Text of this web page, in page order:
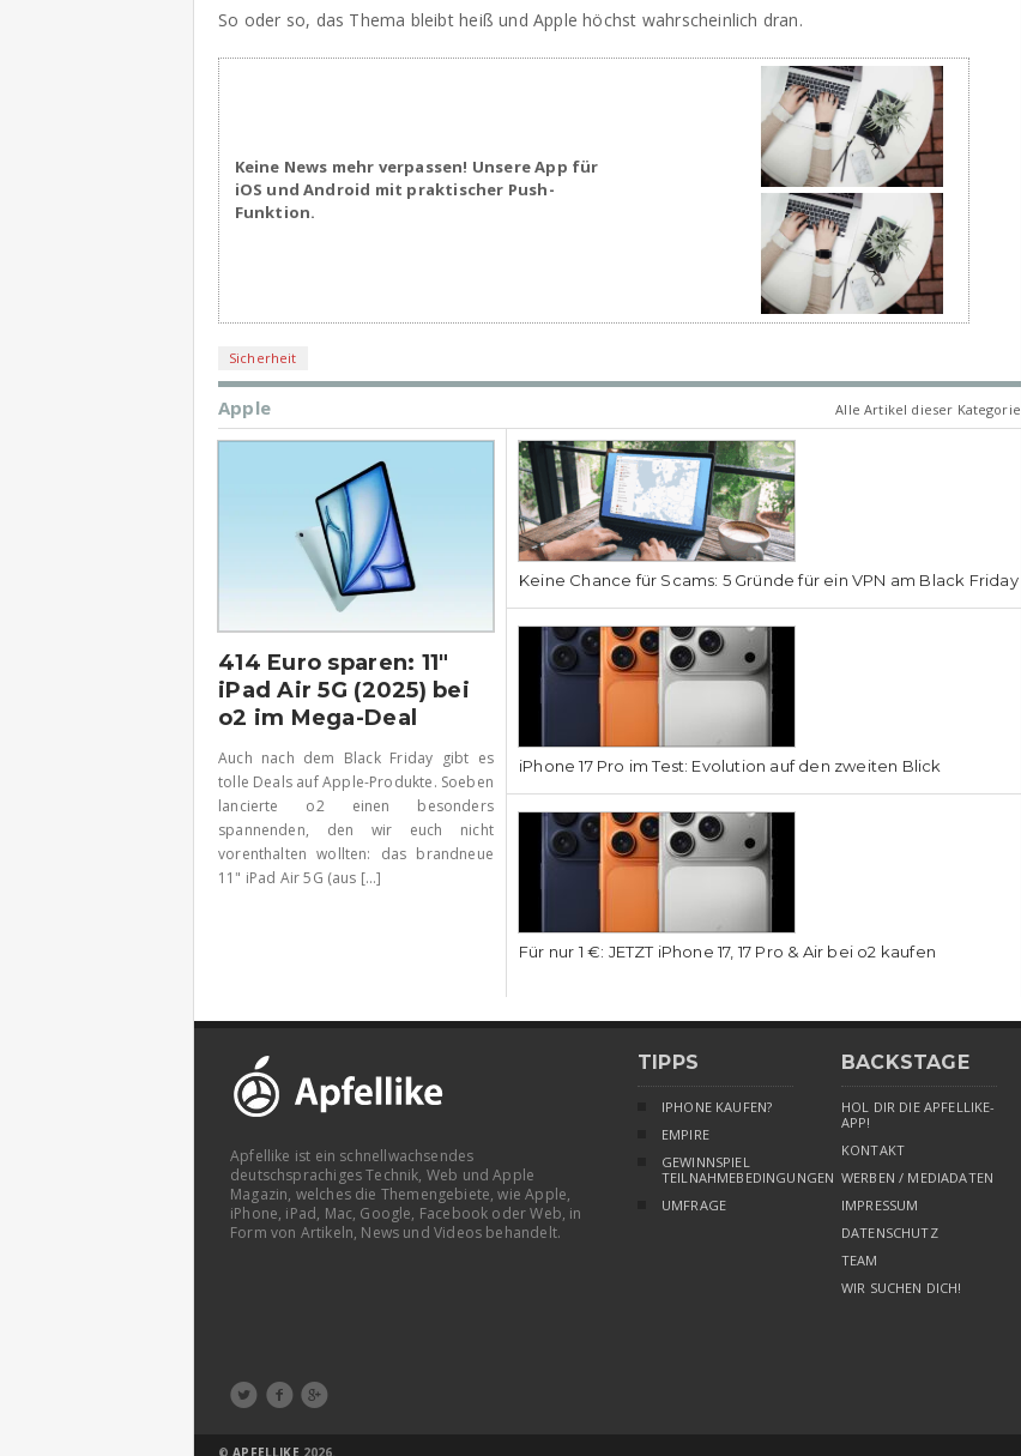
So oder so, das Thema bleibt heiß und Apple höchst wahrscheinlich dran.
Keine News mehr verpassen! Unsere App für
iOS und Android mit praktischer Push-
Funktion.
Sicherheit
Apple Alle Artikel dieser Kategorie
414 Euro sparen: 11″
iPad Air 5G (2025) bei
o2 im Mega-Deal
Auch nach dem Black Friday gibt es
tolle Deals auf Apple-Produkte. Soeben
lancierte o2 einen besonders
spannenden, den wir euch nicht
vorenthalten wollten: das brandneue
11" iPad Air 5G (aus [...]
Keine Chance für Scams: 5 Gründe für ein VPN am Black Friday
iPhone 17 Pro im Test: Evolution auf den zweiten Blick
Für nur 1 €: JETZT iPhone 17, 17 Pro & Air bei o2 kaufen
Apfellike ist ein schnellwachsendes
deutschsprachiges Technik, Web und Apple
Magazin, welches die Themengebiete, wie Apple,
iPhone, iPad, Mac, Google, Facebook oder Web, in
Form von Artikeln, News und Videos behandelt.
  
TIPPS
IPHONE KAUFEN?
EMPIRE
GEWINNSPIEL
TEILNAHMEBEDINGUNGEN
UMFRAGE
BACKSTAGE
HOL DIR DIE APFELLIKE-
APP!
KONTAKT
WERBEN / MEDIADATEN
IMPRESSUM
DATENSCHUTZ
TEAM
WIR SUCHEN DICH!
©APFELLIKE 2026.